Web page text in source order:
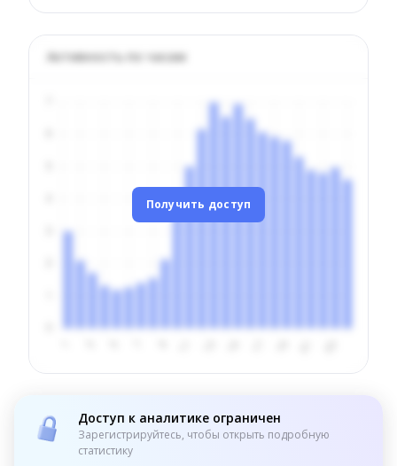
Активность по часам
Получить доступ
Доступ к аналитике ограничен
Зарегистрируйтесь, чтобы открыть подробную
статистику